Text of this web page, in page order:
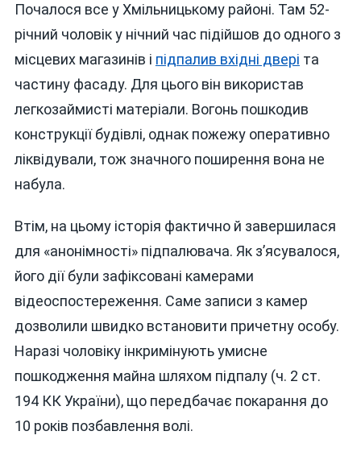
Почалося все у Хмільницькому районі. Там 52-
річний чоловік у нічний час підійшов до одного з
місцевих магазинів і підпалив вхідні двері та
частину фасаду. Для цього він використав
легкозаймисті матеріали. Вогонь пошкодив
конструкції будівлі, однак пожежу оперативно
ліквідували, тож значного поширення вона не
набула.
Втім, на цьому історія фактично й завершилася
для «анонімності» підпалювача. Як з’ясувалося,
його дії були зафіксовані камерами
відеоспостереження. Саме записи з камер
дозволили швидко встановити причетну особу.
Наразі чоловіку інкримінують умисне
пошкодження майна шляхом підпалу (ч. 2 ст.
194 КК України), що передбачає покарання до
10 років позбавлення волі.